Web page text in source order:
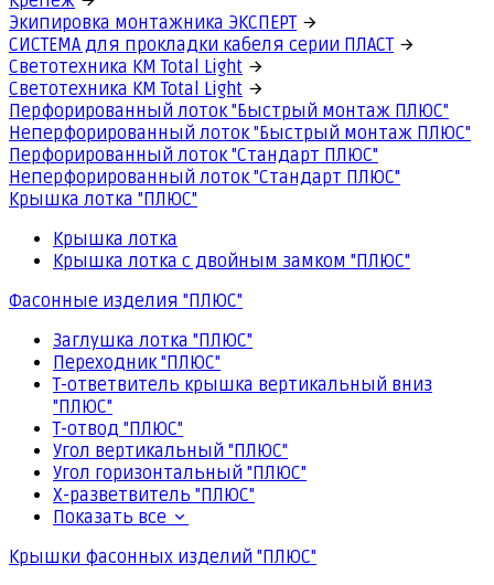
Экипировка монтажника ЭКСПЕРТ
СИСТЕМА для прокладки кабеля серии ПЛАСТ
Светотехника КМ Total Light
Светотехника КМ Total Light
Перфорированный лоток "Быстрый монтаж ПЛЮС"
Неперфорированный лоток "Быстрый монтаж ПЛЮС"
Перфорированный лоток "Стандарт ПЛЮС"
Неперфорированный лоток "Стандарт ПЛЮС"
Крышка лотка "ПЛЮС"
Крышка лотка
Крышка лотка с двойным замком "ПЛЮС"
Фасонные изделия "ПЛЮС"
Заглушка лотка "ПЛЮС"
Переходник "ПЛЮС"
Т-ответвитель крышка вертикальный вниз
"ПЛЮС"
Т-отвод "ПЛЮС"
Угол вертикальный "ПЛЮС"
Угол горизонтальный "ПЛЮС"
Х-разветвитель "ПЛЮС"
Показать все
Крышки фасонных изделий "ПЛЮС"